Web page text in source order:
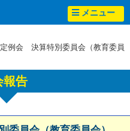
メニュー
例会 決算特別委員会（教育委員
報告